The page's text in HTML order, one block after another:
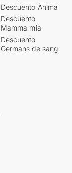
Descuento Ànima
Descuento
Mamma mia
Descuento
Germans de sang